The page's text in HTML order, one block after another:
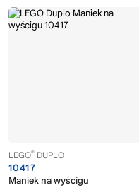
LEGO® DUPLO
10417
Maniek na wyścigu